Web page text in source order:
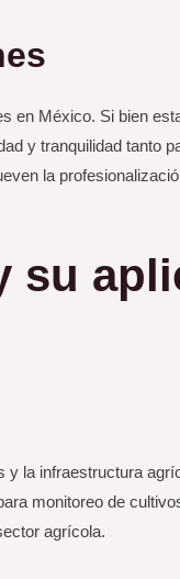
en México. Si bien
y tranquilidad tanto
la
su
la infraestructura
monitoreo de
agrícola.